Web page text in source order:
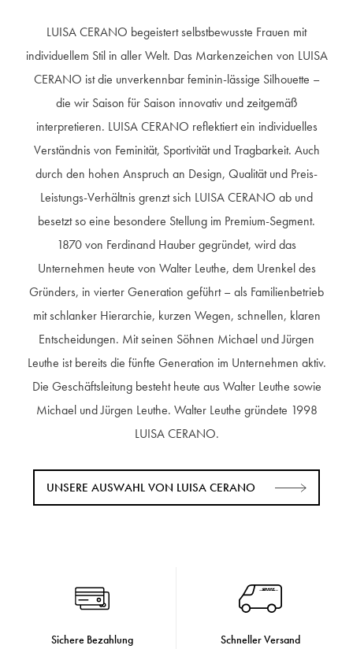
LUISA CERANO begeistert selbstbewusste Frauen mit
individuellem Stil in aller Welt. Das Markenzeichen von LUISA
CERANO ist die unverkennbar feminin-lässige Silhouette –
die wir Saison für Saison innovativ und zeitgemäß
interpretieren. LUISA CERANO reflektiert ein individuelles
Verständnis von Feminität, Sportivität und Tragbarkeit. Auch
durch den hohen Anspruch an Design, Qualität und Preis-
Leistungs-Verhältnis grenzt sich LUISA CERANO ab und
besetzt so eine besondere Stellung im Premium-Segment.
1870 von Ferdinand Hauber gegründet, wird das
Unternehmen heute von Walter Leuthe, dem Urenkel des
Gründers, in vierter Generation geführt – als Familienbetrieb
mit schlanker Hierarchie, kurzen Wegen, schnellen, klaren
Entscheidungen. Mit seinen Söhnen Michael und Jürgen
Leuthe ist bereits die fünfte Generation im Unternehmen aktiv.
Die Geschäftsleitung besteht heute aus Walter Leuthe sowie
Michael und Jürgen Leuthe. Walter Leuthe gründete 1998
LUISA CERANO.
UNSERE AUSWAHL VON LUISA CERANO
Sichere Bezahlung Schneller Versand